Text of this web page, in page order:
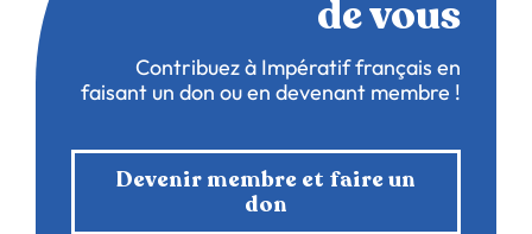
de vous
Contribuez à Impératif français en
faisant un don ou en devenant membre !
Devenir membre et faire un
don